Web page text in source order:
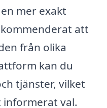
mer exakt
att
från olika
kan du
tjänster, vilket
val.